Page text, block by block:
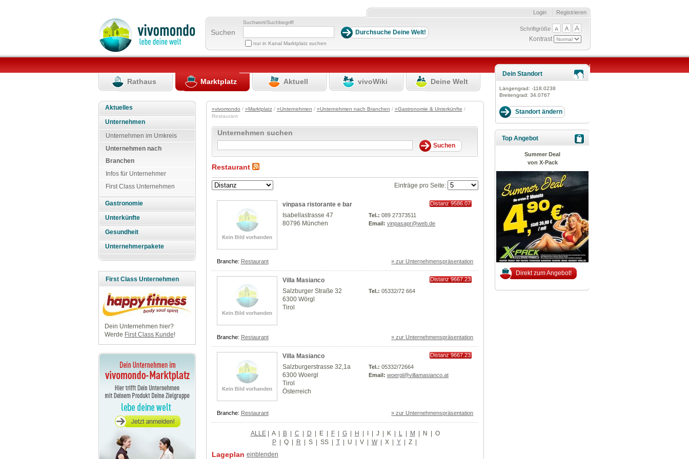
Registrieren
Login
Suchen
Suchwort/Suchbegriff
nur in Kanal Marktplatz suchen
Schriftgröße
Kontrast
Rathaus Marktplatz Aktuell vivoWiki Deine Welt
Aktuelles
Unternehmen
Unternehmen im Umkreis
Unternehmen nach
Branchen
Infos für Unternehmer
First Class Unternehmen
Gastronomie
Unterkünfte
Gesundheit
Unternehmerpakete
First Class Unternehmen
Dein Unternehmen hier?
Werde First Class Kunde!
»vivomondo / »Marktplatz/ »Unternehmen / »Unternehmen nach Branchen / »Gastronomie & Unterkünfte /
Restaurant
Unternehmen suchen
Restaurant
Einträge pro Seite:
vinpasa ristorante e bar
Distanz 9586.07
Isabellastrasse 47
80796 München
Tel.: 089 27373511
Email: vinpasapr@web.de
Branche: Restaurant » zur Unternehmenspräsentation
Villa Masianco
Distanz 9667.23
Salzburger Straße 32
6300 Wörgl
Tirol
Tel.: 05332/72 664
Branche: Restaurant » zur Unternehmenspräsentation
Villa Masianco
Distanz 9667.23
Salzburgerstrasse 32,1a
6300 Woergl
Tirol
Österreich
Tel.: 05332/72664
Email: woergl@villamasianco.at
Branche: Restaurant » zur Unternehmenspräsentation
ALLE| A | B | C | D | E | F | G | H | I | J | K | L | M | N | O
P | Q | R | S | SS | T | U | V| W | X | Y | Z |
Lageplan einblenden
Dein Standort
Längengrad: -118.0238
Breitengrad: 34.0767
Top Angebot
Summer Deal
von X-Pack
Direkt zum Angebot!